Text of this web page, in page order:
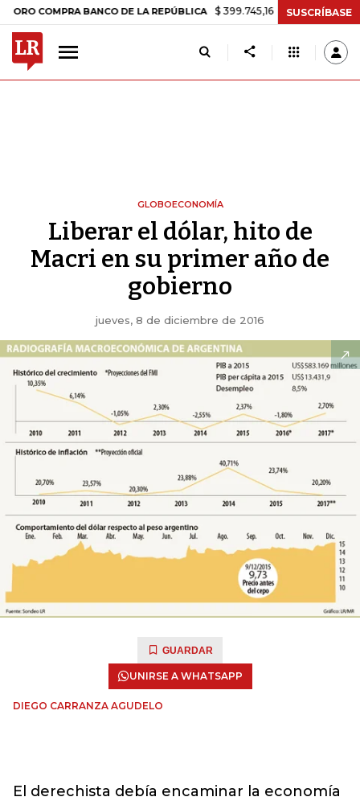
BANCO DE LA REPÚBLICA $ 399.745,16 +$ 2.295,71 +0,58%
SUSCRÍBASE
GLOBOECONOMÍA
Liberar el dólar, hito de
Macri en su primer año de
gobierno
jueves, 8 de diciembre de 2016
GUARDAR
UNIRSE A WHATSAPP
DIEGO CARRANZA AGUDELO
El derechista debía encaminar la economía